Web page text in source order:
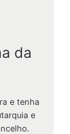
da
e tenha
e